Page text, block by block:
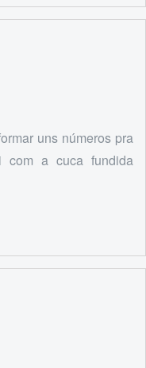
uns números pra
com a cuca fundida